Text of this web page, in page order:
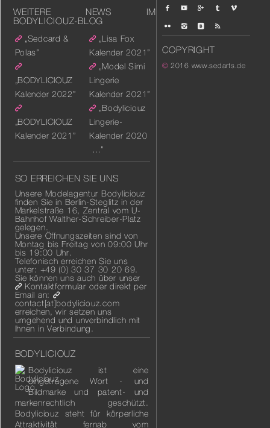
WEITERE NEWS IM
BODYLICIOUZ-BLOG
„Sedcard &
Polas”
„BODYLICIOUZ
Kalender 2022”
„BODYLICIOUZ
Kalender 2021”
„Lisa Fox
Kalender 2021”
„Model Simi
Lingerie
Kalender 2021”
„Bodyliciouz
Lingerie-
Kalender 2020
…”
SO ERREICHEN SIE UNS
Unsere Modelagentur Bodyliciouz
finden Sie in Berlin-Steglitz in der
Markelstraße 16, Zentral vom U-
Bahnhof Walther-Schreiber-Platz
gelegen.
Unsere Öffnungszeiten sind von
Montag bis Freitag von 09:00 Uhr
bis 19:00 Uhr.
Telefonisch erreichen Sie uns
unter: +49 (0) 30 37 30 20 69.
Sie können uns auch über unser
Kontaktformular oder direkt per
Email an:
contact[at]bodyliciouz.com
erreichen, wir setzen uns
umgehend und unverbindlich mit
Ihnen in Verbindung.
BODYLICIOUZ
Bodyliciouz ist eine
eingetragene Wort - und
Bildmarke und patent- und
markenrechtlich geschützt.
Bodyliciouz steht für körperliche
Attraktivität fernab vom
COPYRIGHT
© 2016 www.sedarts.de